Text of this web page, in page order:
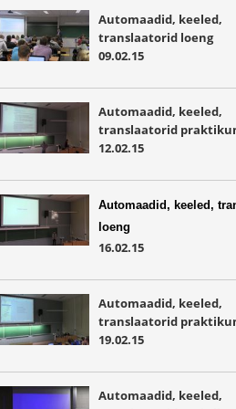
Automaadid, keeled,
translaatorid loeng
09.02.15
Automaadid, keeled,
translaatorid
12.02.15
Automaadid, keeled,
loeng
16.02.15
Automaadid, keeled,
translaatorid
19.02.15
Automaadid, keeled,